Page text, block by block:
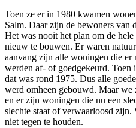
Toen ze er in 1980 kwamen
Salm. Daar zijn de bewoners van
Het was nooit het plan om de
nieuw te bouwen. Er waren
aanvang zijn alle woningen die er
werden af- of goedgekeurd. Toen
dat was rond 1975. Dus alle
werd omheen gebouwd. Maar
en er zijn woningen die nu een
slechte staat of verwaarloosd
niet tegen te houden.